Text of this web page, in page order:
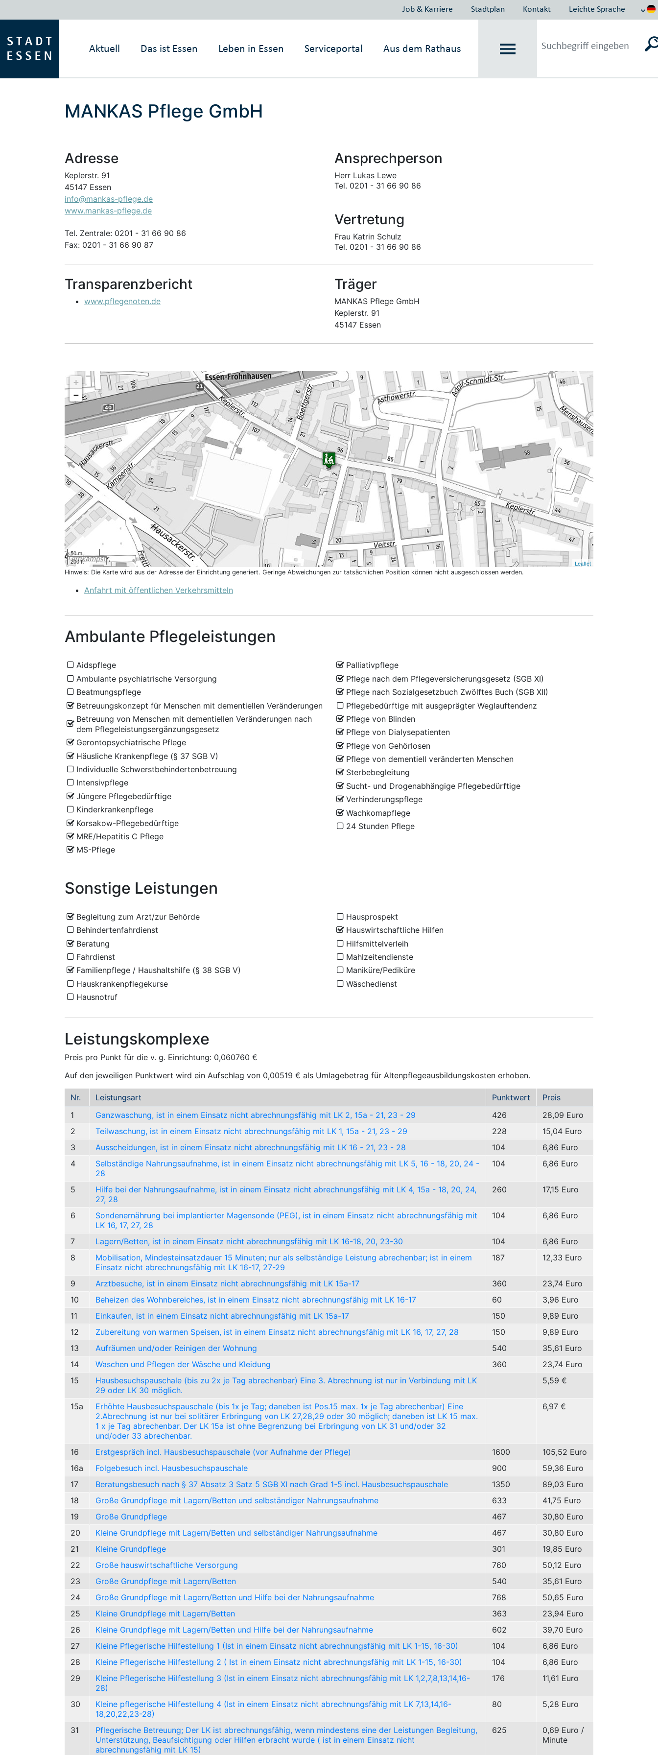
Job & Karriere Stadtplan Kontakt Leichte Sprache
Aktuell Das ist Essen Leben in Essen Serviceportal Aus dem Rathaus
MANKAS Pflege GmbH
Adresse
Keplerstr. 91
45147 Essen
info@mankas-pflege.de
www.mankas-pflege.de
Tel. Zentrale: 0201 - 31 66 90 86
Fax: 0201 - 31 66 90 87
Ansprechperson
Herr Lukas Lewe
Tel. 0201 - 31 66 90 86
Vertretung
Frau Katrin Schulz
Tel. 0201 - 31 66 90 86
Transparenzbericht
www.pflegenoten.de
Träger
MANKAS Pflege GmbH
Keplerstr. 91
45147 Essen
+
−
50 m
200 ft
Leaflet
Hinweis: Die Karte wird aus der Adresse der Einrichtung generiert. Geringe Abweichungen zur tatsächlichen Position können nicht ausgeschlossen werden.
Anfahrt mit öffentlichen Verkehrsmitteln
Ambulante Pflegeleistungen
Aidspflege
Ambulante psychiatrische Versorgung
Beatmungspflege
Betreuungskonzept für Menschen mit dementiellen Veränderungen
Betreuung von Menschen mit dementiellen Veränderungen nach
dem Pflegeleistungsergänzungsgesetz
Gerontopsychiatrische Pflege
Häusliche Krankenpflege (§ 37 SGB V)
Individuelle Schwerstbehindertenbetreuung
Intensivpflege
Jüngere Pflegebedürftige
Kinderkrankenpflege
Korsakow-Pflegebedürftige
MRE/Hepatitis C Pflege
MS-Pflege
Palliativpflege
Pflege nach dem Pflegeversicherungsgesetz (SGB XI)
Pflege nach Sozialgesetzbuch Zwölftes Buch (SGB XII)
Pflegebedürftige mit ausgeprägter Weglauftendenz
Pflege von Blinden
Pflege von Dialysepatienten
Pflege von Gehörlosen
Pflege von dementiell veränderten Menschen
Sterbebegleitung
Sucht- und Drogenabhängige Pflegebedürftige
Verhinderungspflege
Wachkomapflege
24 Stunden Pflege
Sonstige Leistungen
Begleitung zum Arzt/zur Behörde
Behindertenfahrdienst
Beratung
Fahrdienst
Familienpflege / Haushaltshilfe (§ 38 SGB V)
Hauskrankenpflegekurse
Hausnotruf
Hausprospekt
Hauswirtschaftliche Hilfen
Hilfsmittelverleih
Mahlzeitendienste
Maniküre/Pediküre
Wäschedienst
Leistungskomplexe
Preis pro Punkt für die v. g. Einrichtung: 0,060760 €
Auf den jeweiligen Punktwert wird ein Aufschlag von 0,00519 € als Umlagebetrag für Alten­pflege­ausbildungs­kosten erhoben.
Nr. Leistungsart Punktwert
Preis
1
Ganzwaschung, ist in einem Einsatz nicht abrechnungsfähig mit LK 2, 15a - 21, 23 - 29 426
28,09 Euro
2
Teilwaschung, ist in einem Einsatz nicht abrechnungsfähig mit LK 1, 15a - 21, 23 - 29 228
15,04 Euro
3
Ausscheidungen, ist in einem Einsatz nicht abrechnungsfähig mit LK 16 - 21, 23 - 28 104
6,86 Euro
4
Selbständige Nahrungsaufnahme, ist in einem Einsatz nicht abrechnungsfähig mit LK 5, 16 - 18, 20, 24 -
28
104 6,86 Euro
5
Hilfe bei der Nahrungsaufnahme, ist in einem Einsatz nicht abrechnungsfähig mit LK 4, 15a - 18, 20, 24,
27, 28
260 17,15 Euro
6
Sondenernährung bei implantierter Magensonde (PEG), ist in einem Einsatz nicht abrechnungsfähig mit
LK 16, 17, 27, 28
104 6,86 Euro
7 Lagern/Betten, ist in einem Einsatz nicht abrechnungsfähig mit LK 16-18, 20, 23-30 104
6,86 Euro
8
Mobilisation, Mindesteinsatzdauer 15 Minuten; nur als selbständige Leistung abrechenbar; ist in einem
Einsatz nicht abrechnungsfähig mit LK 16-17, 27-29
187 12,33 Euro
9 Arztbesuche, ist in einem Einsatz nicht abrechnungsfähig mit LK 15a-17 360
23,74 Euro
10
Beheizen des Wohnbereiches, ist in einem Einsatz nicht abrechnungsfähig mit LK 16-17 60
3,96 Euro
11
Einkaufen, ist in einem Einsatz nicht abrechnungsfähig mit LK 15a-17 150
9,89 Euro
12
Zubereitung von warmen Speisen, ist in einem Einsatz nicht abrechnungsfähig mit LK 16, 17, 27, 28 150
9,89 Euro
13
Aufräumen und/oder Reinigen der Wohnung 540
35,61 Euro
14
Waschen und Pflegen der Wäsche und Kleidung 360
23,74 Euro
15
Hausbesuchspauschale (bis zu 2x je Tag abrechenbar) Eine 3. Abrechnung ist nur in Verbindung mit LK
29 oder LK 30 möglich.
5,59 €
15a
Erhöhte Hausbesuchspauschale (bis 1x je Tag; daneben ist Pos.15 max. 1x je Tag abrechenbar) Eine
2.Abrechnung ist nur bei solitärer Erbringung von LK 27,28,29 oder 30 möglich; daneben ist LK 15 max.
1 x je Tag abrechenbar. Der LK 15a ist ohne Begrenzung bei Erbringung von LK 31 und/oder 32
und/oder 33 abrechenbar.
6,97 €
16 Erstgespräch incl. Hausbesuchspauschale (vor Aufnahme der Pflege) 1600
105,52 Euro
16a
Folgebesuch incl. Hausbesuchspauschale 900
59,36 Euro
17
Beratungsbesuch nach § 37 Absatz 3 Satz 5 SGB XI nach Grad 1-5 incl. Hausbesuchspauschale 1350
89,03 Euro
18
Große Grundpflege mit Lagern/Betten und selbständiger Nahrungsaufnahme 633
41,75 Euro
19
Große Grundpflege 467
30,80 Euro
20
Kleine Grundpflege mit Lagern/Betten und selbständiger Nahrungsaufnahme 467
30,80 Euro
21
Kleine Grundpflege 301
19,85 Euro
22
Große hauswirtschaftliche Versorgung 760
50,12 Euro
23
Große Grundpflege mit Lagern/Betten 540
35,61 Euro
24
Große Grundpflege mit Lagern/Betten und Hilfe bei der Nahrungsaufnahme 768
50,65 Euro
25
Kleine Grundpflege mit Lagern/Betten 363
23,94 Euro
26
Kleine Grundpflege mit Lagern/Betten und Hilfe bei der Nahrungsaufnahme 602
39,70 Euro
27
Kleine Pflegerische Hilfestellung 1 (Ist in einem Einsatz nicht abrechnungsfähig mit LK 1-15, 16-30) 104
6,86 Euro
28
Kleine Pflegerische Hilfestellung 2 ( Ist in einem Einsatz nicht abrechnungsfähig mit LK 1-15, 16-30) 104
6,86 Euro
29
Kleine Pflegerische Hilfestellung 3 (Ist in einem Einsatz nicht abrechnungsfähig mit LK 1,2,7,8,13,14,16-
28)
176 11,61 Euro
30
Kleine pflegerische Hilfestellung 4 (Ist in einem Einsatz nicht abrechnungsfähig mit LK 7,13,14,16-
18,20,22,23-28)
80 5,28 Euro
31
Pflegerische Betreuung; Der LK ist abrechnungsfähig, wenn mindestens eine der Leistungen Begleitung,
Unterstützung, Beaufsichtigung oder Hilfen erbracht wurde ( ist in einem Einsatz nicht
abrechnungsfähig mit LK 15)
625
0,69 Euro /
Minute